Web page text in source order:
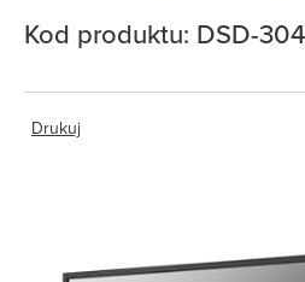
Kod produktu: DSD-
Drukuj